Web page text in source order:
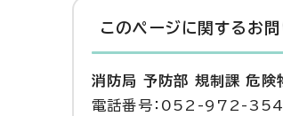
このページに関する お
消防局 予防部 規制課 危険
電話番号：052-972-